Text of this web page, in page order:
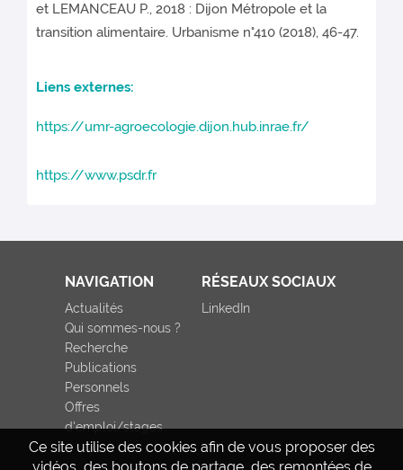
et LEMANCEAU P., 2018 : Dijon Métropole et la
transition alimentaire. Urbanisme n°410 (2018), 46-47.
Liens externes:
https://umr-agroecologie.dijon.hub.inrae.fr/
https://www.psdr.fr
Ce site utilise des cookies afin de vous proposer des
NAVIGATION
Actualités
Qui sommes-nous ?
Recherche
Publications
Personnels
Offres
d'emploi/stages
RÉSEAUX SOCIAUX
LinkedIn